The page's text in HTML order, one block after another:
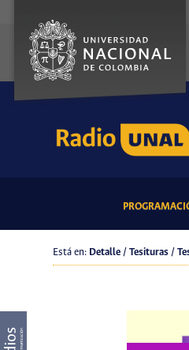
Está en: Detalle / Tesituras /